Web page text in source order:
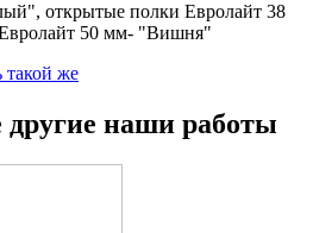
открытые полки Евролайт 38
Евролайт 50 мм- "Вишня"
такой же
наши работы